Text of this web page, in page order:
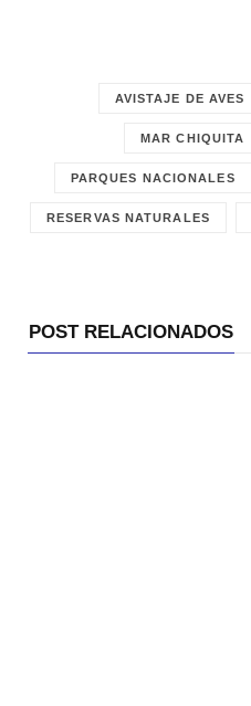
AVISTAJE DE AVES
MAR CHIQUITA
PARQUES NACIONALES
RESERVAS NATURALES
POST RELACIONADOS